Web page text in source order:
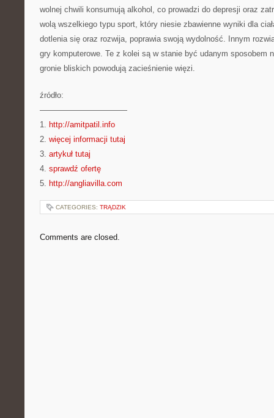
wolnej chwili konsumują alkohol, co prowadzi do depresji oraz
wolą wszelkiego typu sport, który niesie zbawienne wyniki dla
dotlenia się oraz rozwija, poprawia swoją wydolność. Innym
gry komputerowe. Te z kolei są w stanie być udanym sposobem
gronie bliskich powodują zacieśnienie więzi.
źródło:
———————————
1. http://amitpatil.info
2. więcej informacji tutaj
3. artykuł tutaj
4. sprawdź ofertę
5. http://angliavilla.com
CATEGORIES: TRĄDZIK
Comments are closed.